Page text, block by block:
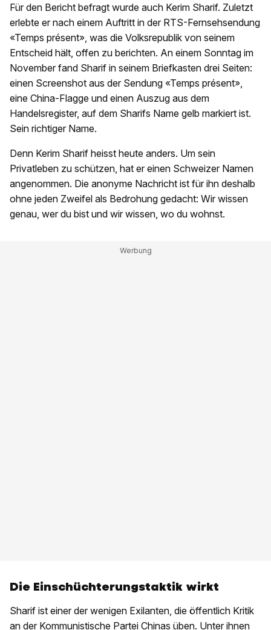
Für den Bericht befragt wurde auch Kerim Sharif. Zuletzt
erlebte er nach einem Auftritt in der RTS-Fernsehsendung
«Temps présent», was die Volksrepublik von seinem
Entscheid hält, offen zu berichten. An einem Sonntag im
November fand Sharif in seinem Briefkasten drei Seiten:
einen Screenshot aus der Sendung «Temps présent»,
eine China-Flagge und einen Auszug aus dem
Handelsregister, auf dem Sharifs Name gelb markiert ist.
Sein richtiger Name.
Denn Kerim Sharif heisst heute anders. Um sein
Privatleben zu schützen, hat er einen Schweizer Namen
angenommen. Die anonyme Nachricht ist für ihn deshalb
ohne jeden Zweifel als Bedrohung gedacht: Wir wissen
genau, wer du bist und wir wissen, wo du wohnst.
Die Einschüchterungstaktik wirkt
Sharif ist einer der wenigen Exilanten, die öffentlich Kritik
an der Kommunistische Partei Chinas üben. Unter ihnen